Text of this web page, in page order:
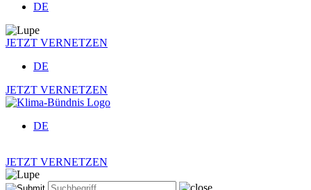
DE
JETZT VERNETZEN
DE
JETZT VERNETZEN
DE
JETZT VERNETZEN